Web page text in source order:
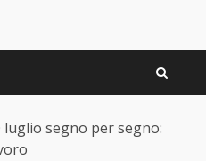
luglio segno per segno: